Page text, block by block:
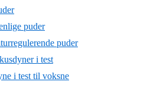
puder
puder
i test
i test til voksne